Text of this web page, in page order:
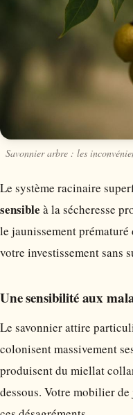
Savonnier arbre : les
Le système racinaire
sensible à la sécheresse
le jaunissement
votre investissement sans
Une sensibilité aux
Le savonnier attire
colonisent massivement
produisent du miellat
dessous. Votre mobilier